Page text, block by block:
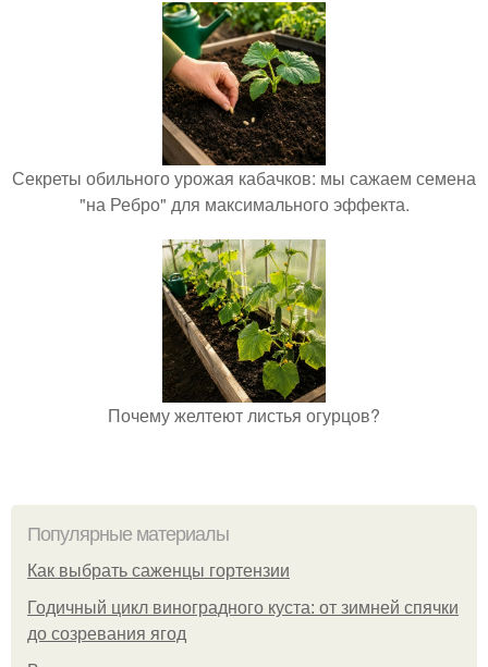
Секреты обильного урожая кабачков: мы сажаем семена
"на Ребро" для максимального эффекта.
Почему желтеют листья огурцов?
Популярные материалы
Как выбрать саженцы гортензии
Годичный цикл виноградного куста: от зимней спячки
до созревания ягод